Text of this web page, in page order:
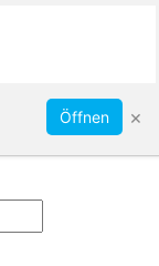
Öffnen ×